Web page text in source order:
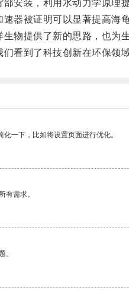
装，利用水动力学原理提
被证明可以显著提高海龟
提供了新的思路，也为生
到了科技创新在环保领域
一下，比如将设置页面进行优化。
有需求。
。